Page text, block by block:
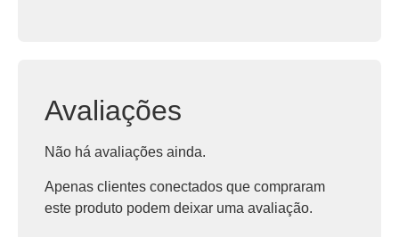
Avaliações
Não há avaliações ainda.
Apenas clientes conectados que compraram
este produto podem deixar uma avaliação.